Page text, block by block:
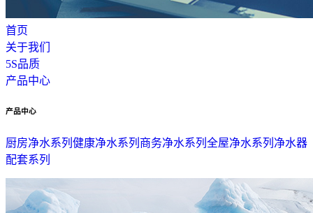
首页
关于我们
5S品质
产品中心
产品中心
厨房净水系列 健康净水系列 商务净水系列 全屋净水系列 净水器
配套系列